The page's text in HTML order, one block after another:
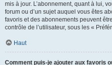
mis à jour. L’abonnement, quant à lui,
forum ou d’un sujet auquel vous êtes
favoris et des abonnements peuvent
contrôle de l’utilisateur, sous les «
Haut
Comment puis-je ajouter aux favoris